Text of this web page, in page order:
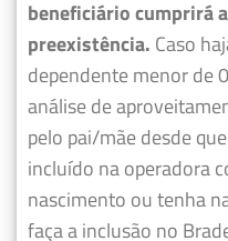
beneficiário cumprirá
preexistência. Caso
dependente menor de
análise de
pelo pai/mãe desde
incluído na operadora
nascimento ou tenha
faça a inclusão no